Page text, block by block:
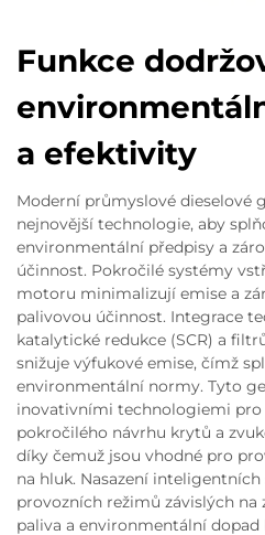
Funkce
a efektivity
Moderní průmyslové dieselové
nejnovější technologie, aby
environmentální předpisy a
účinnost. Pokročilé systémy
motoru minimalizují emise a
palivovou účinnost. Integrace
katalytické redukce (SCR) a
snižuje výfukové emise, čímž
environmentální normy. Tyto
inovativními technologiemi pro
pokročilého návrhu krytů a
díky čemuž jsou vhodné pro
na hluk. Nasazení
provozních režimů závislých na
paliva a environmentální